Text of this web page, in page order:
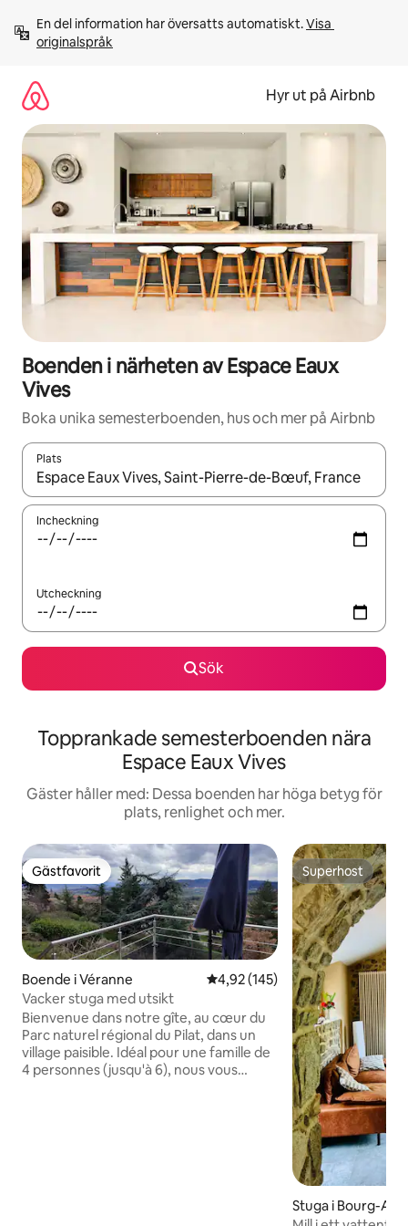
innehåll
En del information har översatts automatiskt. Visa
originalspråk
Hyr ut på Airbnb
Boenden i närheten av Espace Eaux
Vives
Boka unika semesterboenden, hus och mer på Airbnb
Plats
När resultaten är tillgängliga kan du navigera med upp- och
Incheckning
Utcheckning
Sök
Topprankade semesterboenden nära
Espace Eaux Vives
Gäster håller med: Dessa boenden har höga betyg för
plats, renlighet och mer.
Gästfavorit
Gästfavorit
Boende i Véranne 4,92 av 5 i genomsnittligt
4,92 (145)
Vacker stuga med utsikt
Bienvenue dans notre gîte, au cœur du
Parc naturel régional du Pilat, dans un
village paisible. Idéal pour une famille de
4 personnes (jusqu'à 6), nous vous
Superhost
Superhost
Stuga i Bourg-